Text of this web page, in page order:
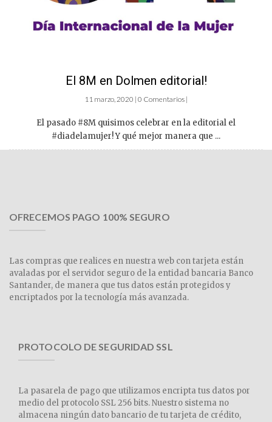
El 8M en Dolmen editorial!
11 marzo, 2020 | 0 Comentarios |
El pasado #8M quisimos celebrar en la editorial el
#diadelamujer! Y qué mejor manera que ...
OFRECEMOS PAGO 100% SEGURO
Las compras que realices en nuestra web con tarjeta están
avaladas por el servidor seguro de la entidad bancaria Banco
Santander, de manera que tus datos están protegidos y
encriptados por la tecnología más avanzada.
PROTOCOLO DE SEGURIDAD SSL
La pasarela de pago que utilizamos encripta tus datos por
medio del protocolo SSL 256 bits. Nuestro sistema no
almacena ningún dato bancario de tu tarjeta de crédito,